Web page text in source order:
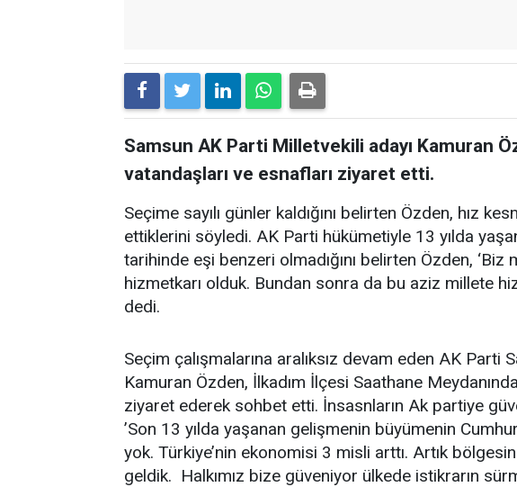
Samsun AK Parti Milletvekili adayı Kamuran
vatandaşları ve esnafları ziyaret etti.
Seçime sayılı günler kaldığını belirten Özden, hız
ettiklerini söyledi. AK Parti hükümetiyle 13 yılda
tarihinde eşi benzeri olmadığını belirten Özden,
hizmetkarı olduk. Bundan sonra da bu aziz millete
dedi.
Seçim çalışmalarına aralıksız devam eden AK Parti
Kamuran Özden, İlkadım İlçesi Saathane
ziyaret ederek sohbet etti. İnsasnların Ak partiye
’Son 13 yılda yaşanan gelişmenin büyümenin
yok. Türkiye’nin ekonomisi 3 misli arttı. Artık
geldik. Halkımız bize güveniyor ülkede istikrarın